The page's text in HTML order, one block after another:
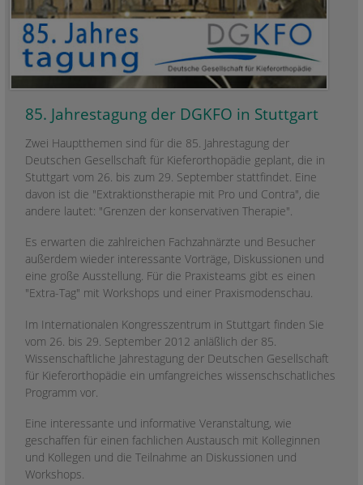
85. Jahrestagung der DGKFO in Stuttgart
Zwei Hauptthemen sind für die 85. Jahrestagung der
Deutschen Gesellschaft für Kieferorthopädie geplant, die in
Stuttgart vom 26. bis zum 29. September stattfindet. Eine
davon ist die "Extraktionstherapie mit Pro und Contra", die
andere lautet: "Grenzen der konservativen Therapie".
Es erwarten die zahlreichen Fachzahnärzte und Besucher
außerdem wieder interessante Vorträge, Diskussionen und
eine große Ausstellung. Für die Praxisteams gibt es einen
"Extra-Tag" mit Workshops und einer Praxismodenschau.
Im Internationalen Kongresszentrum in Stuttgart finden Sie
vom 26. bis 29. September 2012 anläßlich der 85.
Wissenschaftliche Jahrestagung der Deutschen Gesellschaft
für Kieferorthopädie ein umfangreiches wissenschschatliches
Programm vor.
Eine interessante und informative Veranstaltung, wie
geschaffen für einen fachlichen Austausch mit Kolleginnen
und Kollegen und die Teilnahme an Diskussionen und
Workshops.